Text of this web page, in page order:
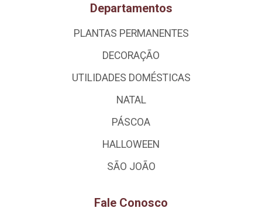
Departamentos
PLANTAS PERMANENTES
DECORAÇÃO
UTILIDADES DOMÉSTICAS
NATAL
PÁSCOA
HALLOWEEN
SÃO JOÃO
Fale Conosco